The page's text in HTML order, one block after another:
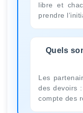
libre et
prendre
Quels
Les
des devoirs
compte des